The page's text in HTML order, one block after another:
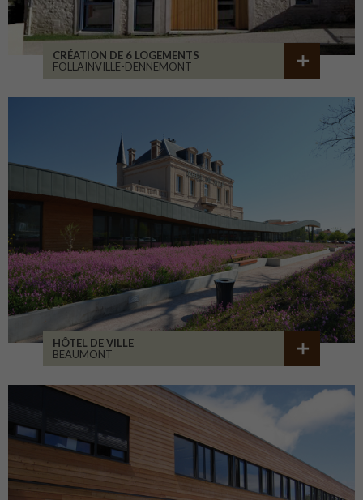
CRÉATION DE 6 LOGEMENTS
FOLLAINVILLE-DENNEMONT
HÔTEL DE VILLE
BEAUMONT